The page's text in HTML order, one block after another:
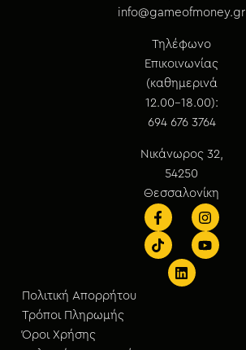
info@gameofmoney.gr
Τηλέφωνο
Επικοινωνίας
(καθημερινά
12.00-18.00):
694 676 3764
Νικάνωρος 32,
54250
Θεσσαλονίκη
Πολιτική Απορρήτου
Τρόποι Πληρωμής
Όροι Χρήσης